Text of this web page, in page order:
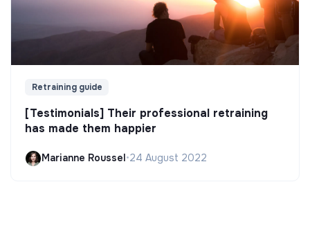
Retraining guide
[Testimonials] Their professional retraining
has made them happier
Marianne Roussel •24 August 2022